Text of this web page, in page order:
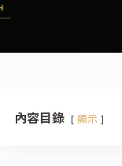
內容目錄 顯示